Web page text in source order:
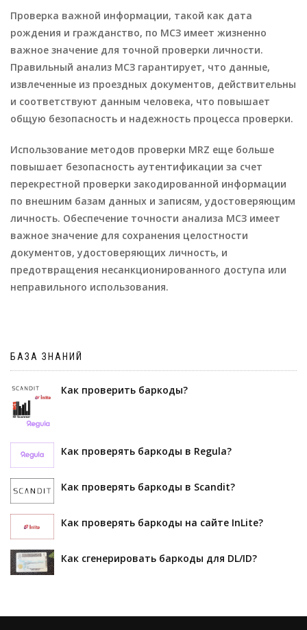
Проверка важной информации, такой как дата
рождения и гражданство, по МСЗ имеет жизненно
важное значение для точной проверки личности.
Правильный анализ МСЗ гарантирует, что данные,
извлеченные из проездных документов, действительны
и соответствуют данным человека, что повышает
общую безопасность и надежность процесса проверки.
Использование методов проверки MRZ еще больше
повышает безопасность аутентификации за счет
перекрестной проверки закодированной информации
по внешним базам данных и записям, удостоверяющим
личность. Обеспечение точности анализа МСЗ имеет
важное значение для сохранения целостности
документов, удостоверяющих личность, и
предотвращения несанкционированного доступа или
неправильного использования.
БАЗА ЗНАНИЙ
Как проверить баркоды?
Как проверять баркоды в Regula?
Как проверять баркоды в Scandit?
Как проверять баркоды на сайте InLite?
Как сгенерировать баркоды для DL/ID?